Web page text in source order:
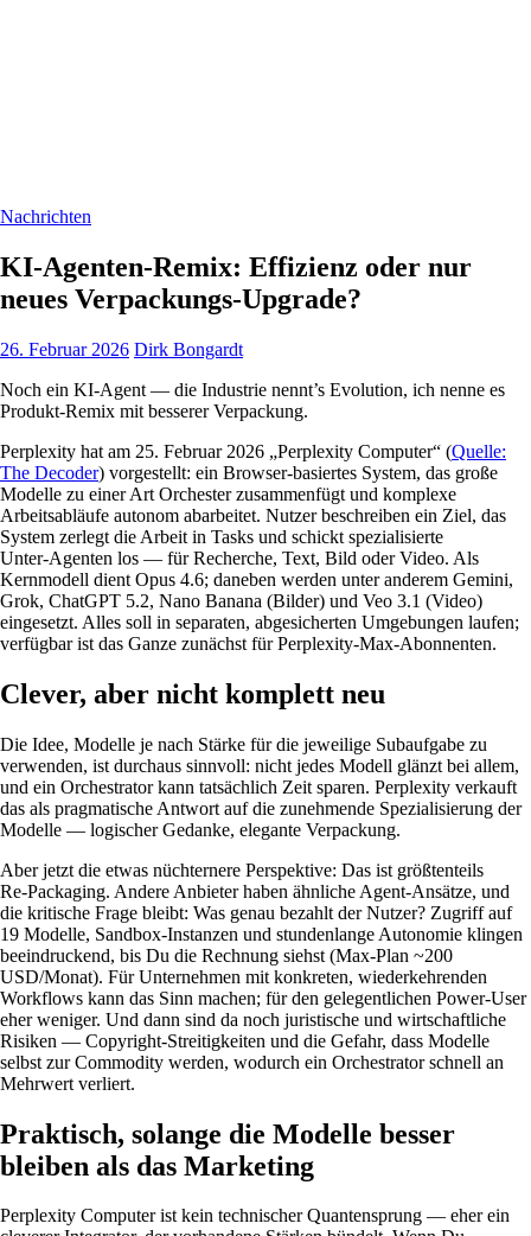
Nachrichten
KI-Agenten-Remix: Effizienz oder nur
neues Verpackungs-Upgrade?
26. Februar 2026 Dirk Bongardt
Noch ein KI-Agent — die Industrie nennt’s Evolution, ich nenne es
Produkt-Remix mit besserer Verpackung.
Perplexity hat am 25. Februar 2026 „Perplexity Computer“ (Quelle:
The Decoder) vorgestellt: ein Browser-basiertes System, das große
Modelle zu einer Art Orchester zusammenfügt und komplexe
Arbeitsabläufe autonom abarbeitet. Nutzer beschreiben ein Ziel, das
System zerlegt die Arbeit in Tasks und schickt spezialisierte
Unter‑Agenten los — für Recherche, Text, Bild oder Video. Als
Kernmodell dient Opus 4.6; daneben werden unter anderem Gemini,
Grok, ChatGPT 5.2, Nano Banana (Bilder) und Veo 3.1 (Video)
eingesetzt. Alles soll in separaten, abgesicherten Umgebungen laufen;
verfügbar ist das Ganze zunächst für Perplexity‑Max‑Abonnenten.
Clever, aber nicht komplett neu
Die Idee, Modelle je nach Stärke für die jeweilige Subaufgabe zu
verwenden, ist durchaus sinnvoll: nicht jedes Modell glänzt bei allem,
und ein Orchestrator kann tatsächlich Zeit sparen. Perplexity verkauft
das als pragmatische Antwort auf die zunehmende Spezialisierung der
Modelle — logischer Gedanke, elegante Verpackung.
Aber jetzt die etwas nüchternere Perspektive: Das ist größtenteils
Re‑Packaging. Andere Anbieter haben ähnliche Agent‑Ansätze, und
die kritische Frage bleibt: Was genau bezahlt der Nutzer? Zugriff auf
19 Modelle, Sandbox‑Instanzen und stundenlange Autonomie klingen
beeindruckend, bis Du die Rechnung siehst (Max‑Plan ~200
USD/Monat). Für Unternehmen mit konkreten, wiederkehrenden
Workflows kann das Sinn machen; für den gelegentlichen Power‑User
eher weniger. Und dann sind da noch juristische und wirtschaftliche
Risiken — Copyright‑Streitigkeiten und die Gefahr, dass Modelle
selbst zur Commodity werden, wodurch ein Orchestrator schnell an
Mehrwert verliert.
Praktisch, solange die Modelle besser
bleiben als das Marketing
Perplexity Computer ist kein technischer Quantensprung — eher ein